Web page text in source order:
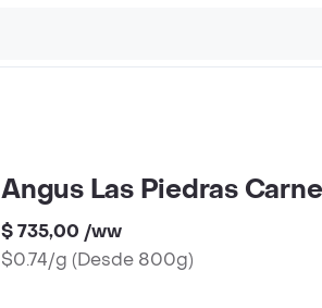
Angus Las Piedras
$ 735,00 /ww
$0.74/g (Desde 800g)